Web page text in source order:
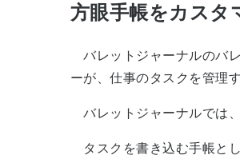
方眼手帳をカスタ
バレットジャーナルのバ
ーが、仕事のタスクを管理
バレットジャーナルでは
タスクを書き込む手帳と